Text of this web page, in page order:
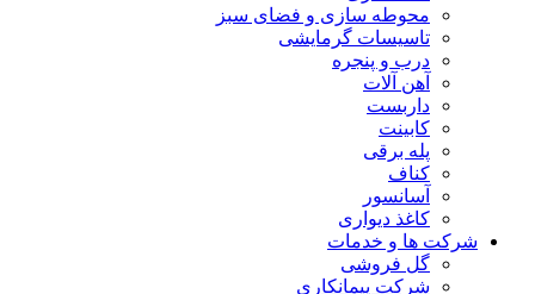
محوطه سازی و فضای سبز
تاسیسات گرمایشی
درب و پنجره
آهن آلات
داربست
کابینت
پله برقی
کناف
آسانسور
کاغذ دیواری
شرکت ها و خدمات
گل فروشی
شرکت پیمانکاری